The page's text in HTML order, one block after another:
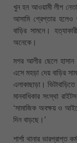
খুন হন আওয়ামী লীগ
আসামি গ্রেপ্তার হলেও
বাড়ির সামনে।
অনেকে।
মগর আলীর ছেলে হাসান
এসে মহড়া দেয় বাড়ির
এলাকাছাড়া।
মানবাধিকার সংস্থা
‘সামাজিক অবক্ষয় ও
দিন বাড়ছে।’
শার্শা থানার ভারপ্রাপ্ত